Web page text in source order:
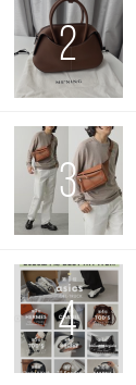
2
3
4